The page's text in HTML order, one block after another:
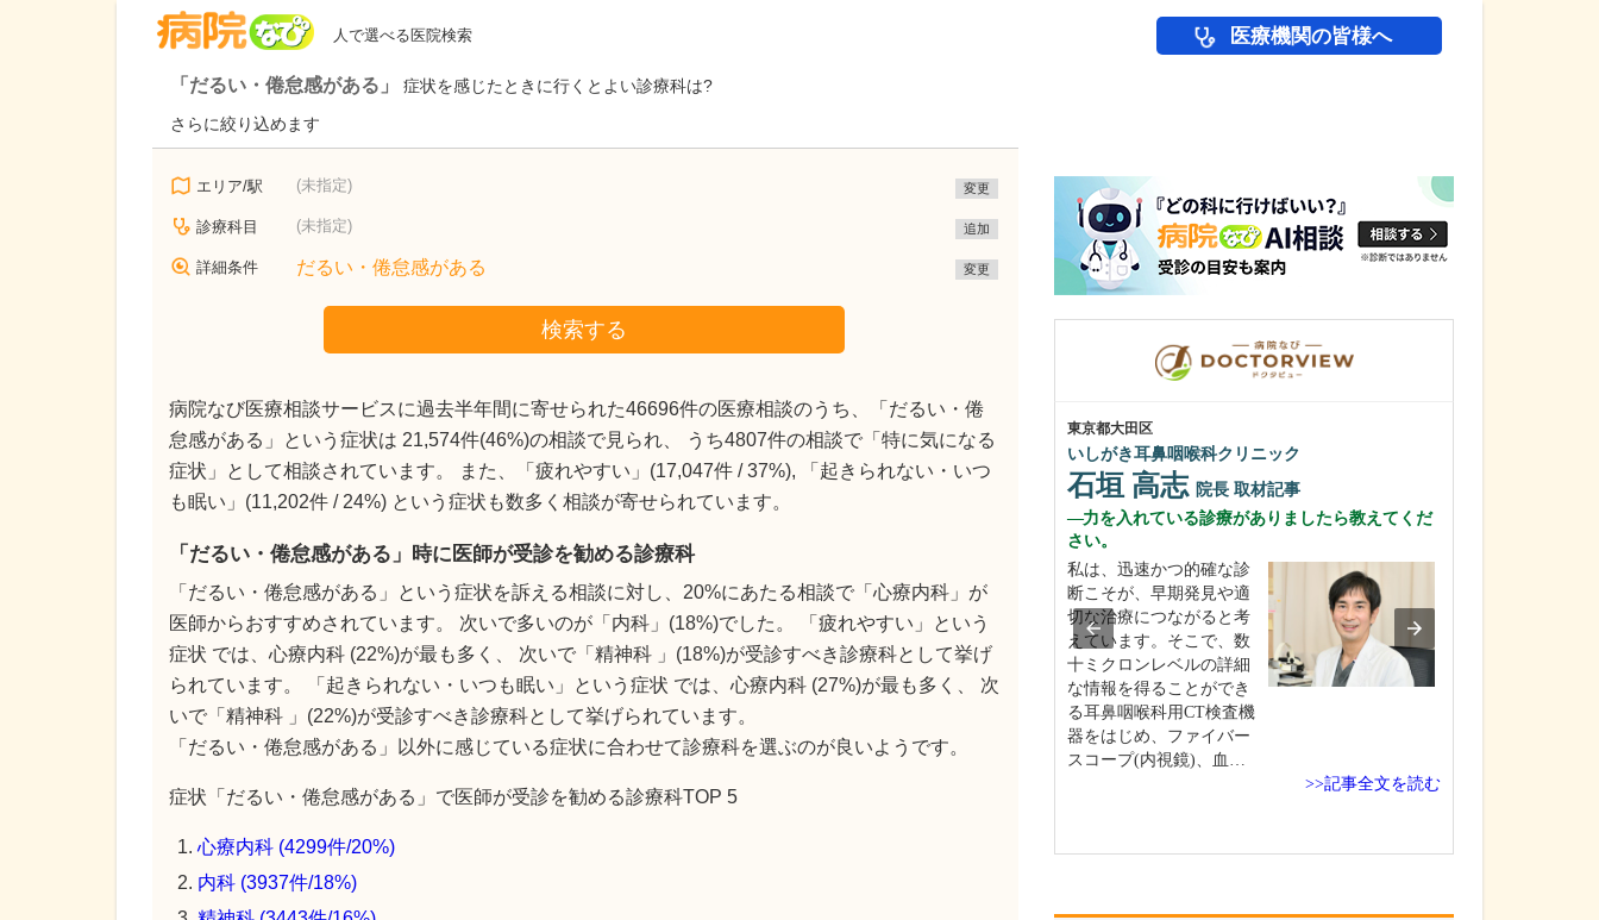
人で選べる医院検索 医療機関の皆様へ
「だるい・倦怠感がある」
症状を感じたときに行くとよい診療科は?
さらに絞り込めます
エリア/駅 (未指定) 変更
診療科目 (未指定) 追加
詳細条件 だるい・倦怠感がある 変更
検索する
病院なび医療相談サービスに過去半年間に寄せられた46696件の医療相談のうち、「だるい・倦
怠感がある」という症状は 21,574件(46%)の相談で見られ、 うち4807件の相談で「特に気になる
症状」として相談されています。 また、「疲れやすい」(17,047件 / 37%), 「起きられない・いつ
も眠い」(11,202件 / 24%) という症状も数多く相談が寄せられています。
「だるい・倦怠感がある」時に医師が受診を勧める診療科
「だるい・倦怠感がある」という症状を訴える相談に対し、20%にあたる相談で「心療内科」が
医師からおすすめされています。 次いで多いのが「内科」(18%)でした。 「疲れやすい」という
症状 では、心療内科 (22%)が最も多く、 次いで「精神科 」(18%)が受診すべき診療科として挙げ
られています。 「起きられない・いつも眠い」という症状 では、心療内科 (27%)が最も多く、 次
いで「精神科 」(22%)が受診すべき診療科として挙げられています。
「だるい・倦怠感がある」以外に感じている症状に合わせて診療科を選ぶのが良いようです。
症状「だるい・倦怠感がある」で医師が受診を勧める診療科TOP 5
心療内科 (4299件/20%)
内科 (3937件/18%)
東京都中野区
中野富士見町耳鼻咽喉科
冨岡 亮太
特に先生が力を入れている診療について教えて
ください。
を積んできたこともあ
り、難聴や突発性難聴、
中耳炎をはじめ、耳鳴り
やめまいなどの診断・治
療には特に力を入れてい
ます。難聴は原因によっ
て治療法が異なるため、
まずは詳しい検査で「ど
こに…
東京都大田区
いしがき耳鼻咽喉科クリニック
石垣 高志 院長 取材記事
力を入れている診療がありましたら教えてくだ
さい。
私は、迅速かつ的確な診
断こそが、早期発見や適
切な治療につながると考
えています。そこで、数
十ミクロンレベルの詳細
な情報を得ることができ
る耳鼻咽喉科用CT検査機
器をはじめ、ファイバー
スコープ(内視鏡)、血…
>>記事全文を読む